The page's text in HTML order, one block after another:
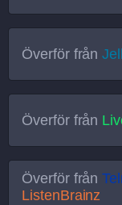
Överför från
Överför från
Överför från
ListenBrainz